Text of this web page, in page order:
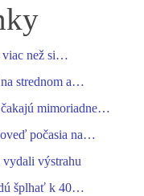
re
viac než si…
strednom a…
mimoriadne…
počasia na…
vydali výstrahu
šplhať k 40…